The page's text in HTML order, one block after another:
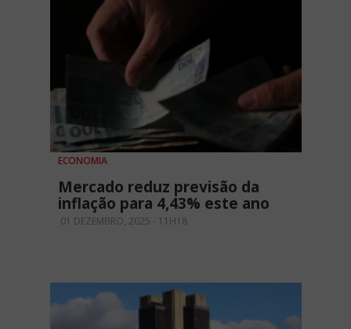
ECONOMIA
Mercado reduz previsão da
inflação para 4,43% este ano
01 DEZEMBRO, 2025 - 11H18